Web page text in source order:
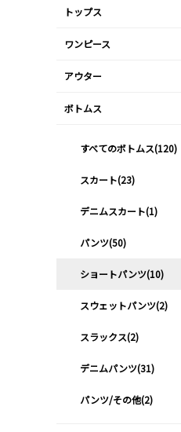
トップス
ワンピース
アウター
ボトムス
すべてのボトムス(120)
スカート(23)
デニムスカート(1)
パンツ(50)
ショートパンツ(10)
スウェットパンツ(2)
スラックス(2)
デニムパンツ(31)
パンツ/その他(2)